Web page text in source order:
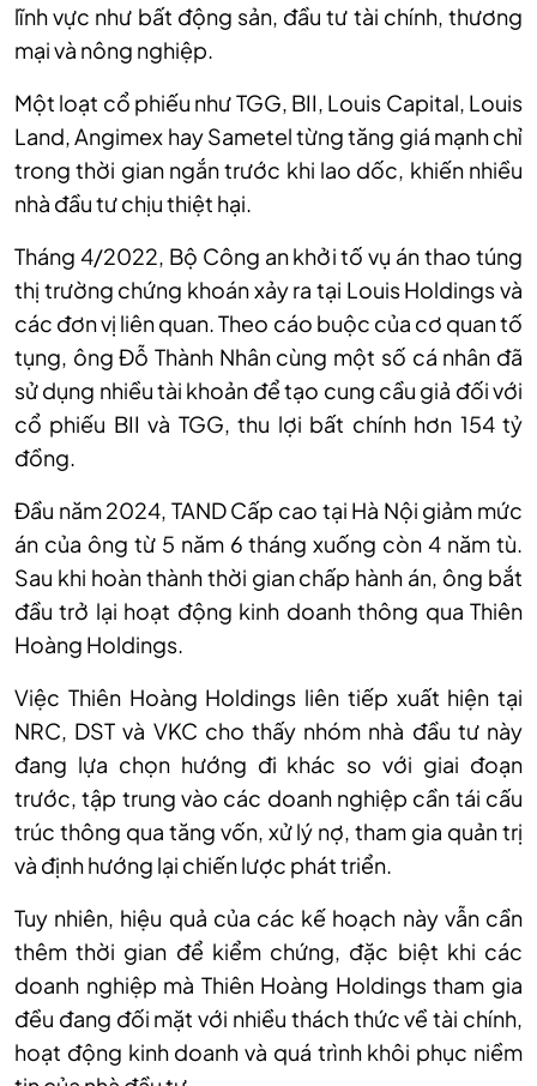
lĩnh vực như bất động sản, đầu tư tài chính, thương
mại và nông nghiệp.
Một loạt cổ phiếu như TGG, BII, Louis Capital, Louis
Land, Angimex hay Sametel từng tăng giá mạnh chỉ
trong thời gian ngắn trước khi lao dốc, khiến nhiều
nhà đầu tư chịu thiệt hại.
Tháng 4/2022, Bộ Công an khởi tố vụ án thao túng
thị trường chứng khoán xảy ra tại Louis Holdings và
các đơn vị liên quan. Theo cáo buộc của cơ quan tố
tụng, ông Đỗ Thành Nhân cùng một số cá nhân đã
sử dụng nhiều tài khoản để tạo cung cầu giả đối với
cổ phiếu BII và TGG, thu lợi bất chính hơn 154 tỷ
đồng.
Đầu năm 2024, TAND Cấp cao tại Hà Nội giảm mức
án của ông từ 5 năm 6 tháng xuống còn 4 năm tù.
Sau khi hoàn thành thời gian chấp hành án, ông bắt
đầu trở lại hoạt động kinh doanh thông qua Thiên
Hoàng Holdings.
Việc Thiên Hoàng Holdings liên tiếp xuất hiện tại
NRC, DST và VKC cho thấy nhóm nhà đầu tư này
đang lựa chọn hướng đi khác so với giai đoạn
trước, tập trung vào các doanh nghiệp cần tái cấu
trúc thông qua tăng vốn, xử lý nợ, tham gia quản trị
và định hướng lại chiến lược phát triển.
Tuy nhiên, hiệu quả của các kế hoạch này vẫn cần
thêm thời gian để kiểm chứng, đặc biệt khi các
doanh nghiệp mà Thiên Hoàng Holdings tham gia
đều đang đối mặt với nhiều thách thức về tài chính,
hoạt động kinh doanh và quá trình khôi phục niềm